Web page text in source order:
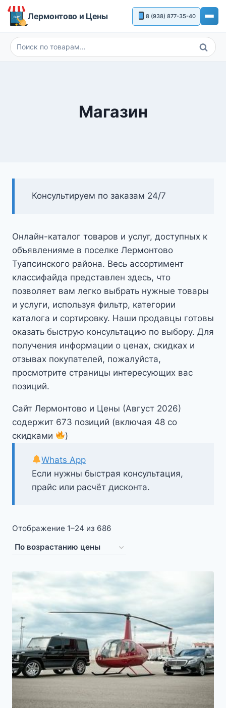
Перейти
Лермонтово и Цены 8 (938) 877-35-40
Искать:
Поиск
Магазин
Консультируем по заказам 24/7
Онлайн-каталог товаров и услуг, доступных к
объявленияме в поселке Лермонтово
Туапсинского района. Весь ассортимент
классифайда представлен здесь, что
позволяет вам легко выбрать нужные товары
и услуги, используя фильтр, категории
каталога и сортировку. Наши продавцы готовы
оказать быструю консультацию по выбору. Для
получения информации о ценах, скидках и
отзывах покупателей, пожалуйста,
просмотрите страницы интересующих вас
позиций.
Сайт Лермонтово и Цены (Август 2026)
содержит 673 позиций (включая 48 со
скидками
)
Если нужны быстрая консультация,
прайс или расчёт дисконта.
Whats App
Отображение 1–24 из 686
возрастанию